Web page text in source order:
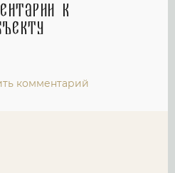
к
комментарий